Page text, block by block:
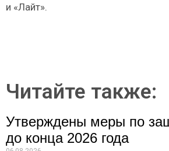
и «Лайт».
Читайте также:
Утверждены меры по
до конца 2026 года